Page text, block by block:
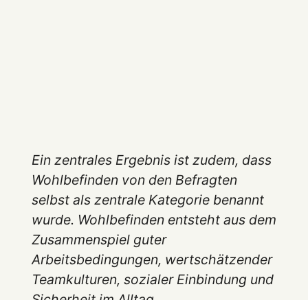
Ein zentrales Ergebnis ist zudem, dass
Wohlbefinden von den Befragten
selbst als zentrale Kategorie benannt
wurde. Wohlbefinden entsteht aus dem
Zusammenspiel guter
Arbeitsbedingungen, wertschätzender
Teamkulturen, sozialer Einbindung und